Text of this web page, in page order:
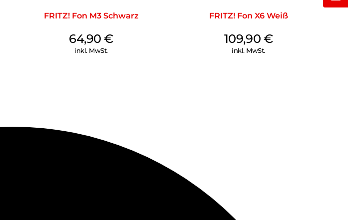
FRITZ! Fon M3 Schwarz
64,90€
inkl. MwSt.
FRITZ! Fon X6 Weiß
109,90 €
inkl. MwSt.